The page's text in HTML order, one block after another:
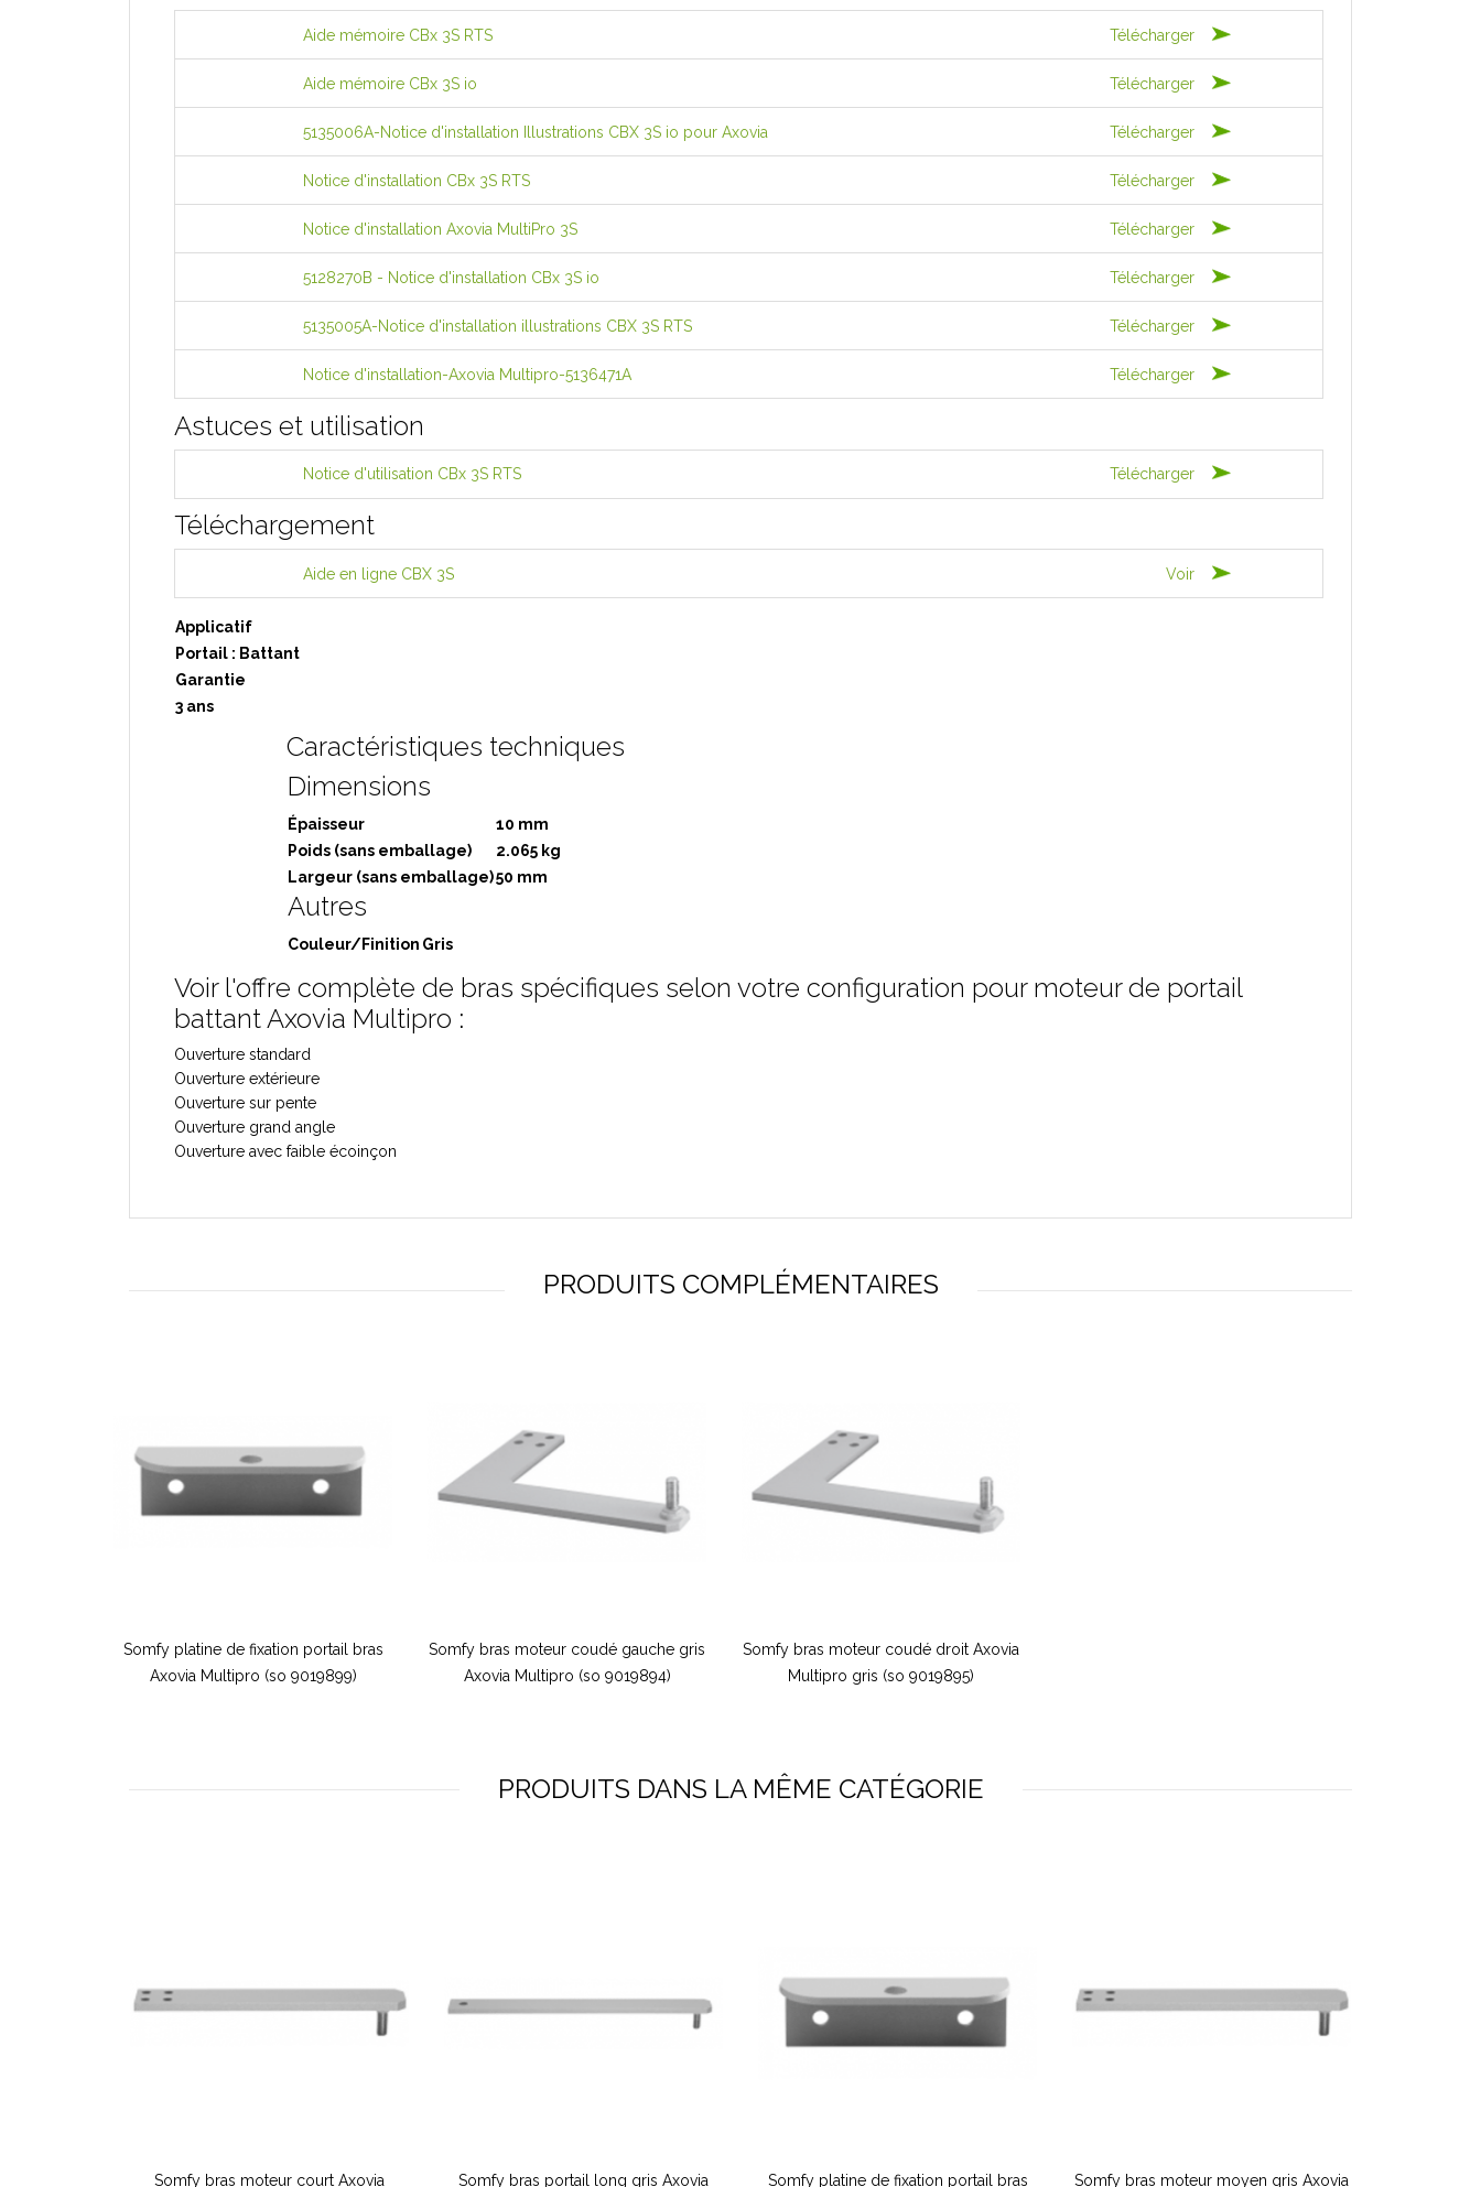
Aide mémoire CBx 3S RTS Télécharger
Aide mémoire CBx 3S io Télécharger
5135006A-Notice d'installation Illustrations CBX 3S io pour Axovia Télécharger
Notice d'installation CBx 3S RTS Télécharger
Notice d'installation Axovia MultiPro 3S Télécharger
5128270B - Notice d'installation CBx 3S io Télécharger
5135005A-Notice d'installation illustrations CBX 3S RTS Télécharger
Notice d'installation-Axovia Multipro-5136471A Télécharger
Astuces et utilisation
Notice d'utilisation CBx 3S RTS Télécharger
Téléchargement
Aide en ligne CBX 3S Voir
Applicatif
Portail : Battant
Garantie
3 ans
Caractéristiques techniques
Dimensions
Épaisseur
10 mm
Poids (sans emballage)
2.065 kg
Largeur (sans emballage)50 mm
Autres
Couleur/Finition Gris
Voir l'offre complète de bras spécifiques selon votre configuration pour moteur de portail
battant Axovia Multipro :
Ouverture standard
Ouverture extérieure
Ouverture sur pente
Ouverture grand angle
Ouverture avec faible écoinçon
PRODUITS COMPLÉMENTAIRES
Somfy platine de fixation portail bras
Axovia Multipro (so 9019899)
Somfy bras moteur coudé gauche gris
Axovia Multipro (so 9019894)
Somfy bras moteur coudé droit Axovia
Multipro gris (so 9019895)
PRODUITS DANS LA MÊME CATÉGORIE
Somfy bras moteur court Axovia Somfy bras portail long gris Axovia Somfy platine de fixation portail bras Somfy bras moteur moyen gris Axovia